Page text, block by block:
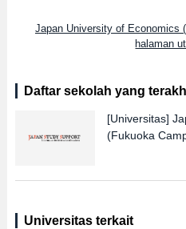
Japan University of Economics
halaman
Daftar sekolah yang
[Universitas]
(Fukuoka
Universitas terkait